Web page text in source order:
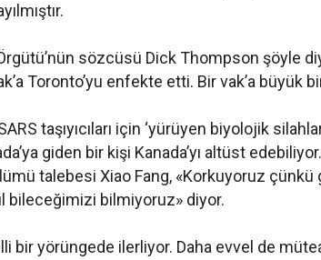
sözcüsü Dick Thompson şöyle
Toronto’yu enfekte etti. Bir vak’a büyük
taşıyıcıları için ‘yürüyen biyolojik
giden bir kişi Kanada’yı altüst
talebesi Xiao Fang, «Korkuyoruz
bileceğimizi bilmiyoruz» diyor.
bir yörüngede ilerliyor. Daha evvel de